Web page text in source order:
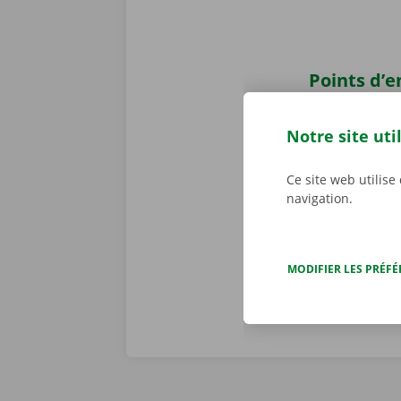
Points
? Vous
également
transports
Notre site
Ce site web
navigation.
MODIFIER LES